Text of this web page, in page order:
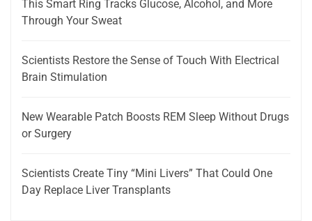
This Smart Ring Tracks Glucose, Alcohol, and More
Through Your Sweat
Scientists Restore the Sense of Touch With Electrical
Brain Stimulation
New Wearable Patch Boosts REM Sleep Without Drugs
or Surgery
Scientists Create Tiny “Mini Livers” That Could One
Day Replace Liver Transplants